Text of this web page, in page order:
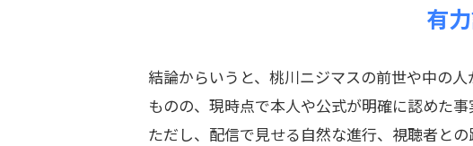
有
結論からいうと、桃川ニジマスの前世や中の
ものの、現時点で本人や公式が明確に認めた事
ただし、配信で見せる自然な進行、視聴者と